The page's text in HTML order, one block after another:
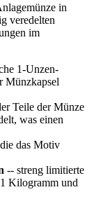
in
veredelten
im
1-Unzen-
Münzkapsel
Teile der Münze
was einen
das Motiv
-- streng limitierte
Kilogramm und